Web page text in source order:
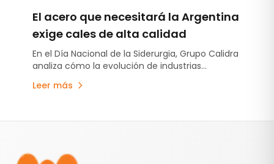
exploración más avanzada desarrollada hasta
ahora en MDMO.
El acero que necesitará la Argentina
exige cales de alta calidad
En el Día Nacional de la Siderurgia, Grupo Calidra
analiza cómo la evolución de industrias
aceros cada vez más exigentes y el rol clave
Leer más